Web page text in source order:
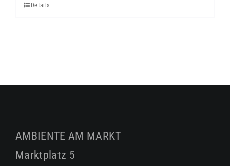
Details
AMBIENTE AM MARKT
Marktplatz 5